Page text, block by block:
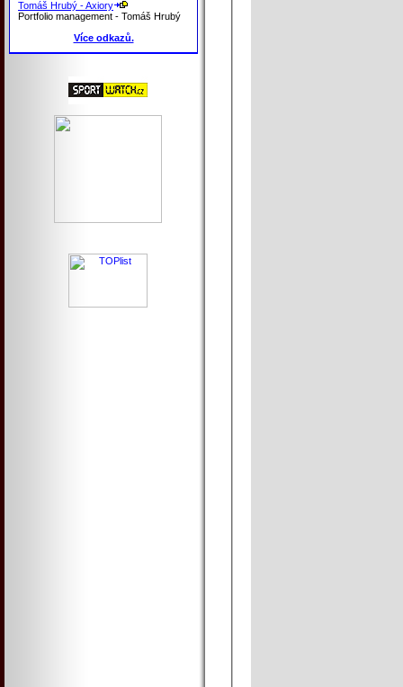
Tomáš Hrubý - Axiory
Portfolio management - Tomáš Hrubý
Více odkazů.